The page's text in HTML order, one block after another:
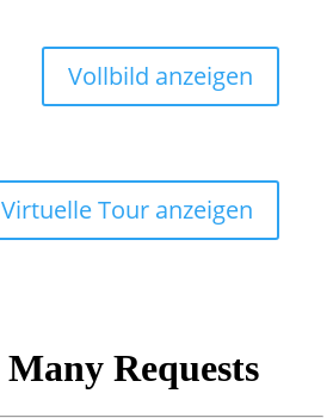
Vollbild anzeigen
Virtuelle Tour anzeigen